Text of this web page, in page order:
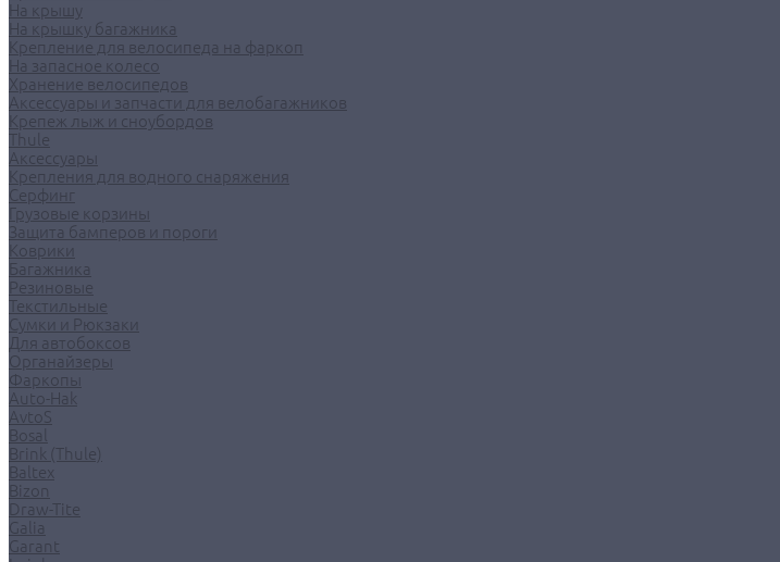
На крышу
На крышку багажника
Крепление для велосипеда на фаркоп
На запасное колесо
Хранение велосипедов
Аксессуары и запчасти для велобагажников
Крепеж лыж и сноубордов
Thule
Аксессуары
Крепления для водного снаряжения
Серфинг
Грузовые корзины
Защита бамперов и пороги
Коврики
Багажника
Резиновые
Текстильные
Сумки и Рюкзаки
Для автобоксов
Органайзеры
Фаркопы
Auto-Hak
AvtoS
Bosal
Brink (Thule)
Baltex
Bizon
Draw-Tite
Galia
Garant